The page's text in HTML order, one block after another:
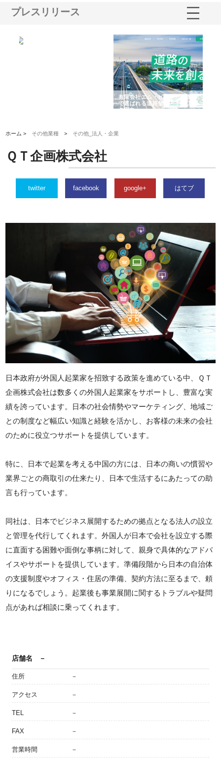
プレスリリース
有限会社エム・ビルドが南多摩
で選ばれる道路舗装と土木工事
の実力
ホーム > その他業種 > その他_法人・企業
ＱＴ企画株式会社
twitter facebook google+ はてブ
日本政府が外国人起業家を招致する政策を進めている中、ＱＴ
企画株式会社は数多くの外国人起業家をサポートし、豊富な実
績を誇っています。日本の社会情勢やマーケティング、地域ご
との制度など幅広い知識と経験を活かし、お客様の未来の会社
のために役立つサポートを提供しています。
特に、日本で起業を考える中国の方には、日本の商いの慣習や
業界ごとの商取引の仕来たり、日本で生活するにあたっての助
言も行っています。
同社は、日本でビジネス展開するための拠点となる法人の設立
と管理を代行してくれます。外国人が日本で会社を設立する際
に直面する困難や面倒な事柄に対して、親身で具体的なアドバ
イスやサポートを提供しています。準備段階から日本の自治体
の支援制度やオフィス・住居の準備、契約方法に至るまで、頼
りになるでしょう。起業後も事業展開に関するトラブルや疑問
点があれば相談に乗ってくれます。
店舗名 －
住所 －
アクセス －
TEL －
FAX －
営業時間 －